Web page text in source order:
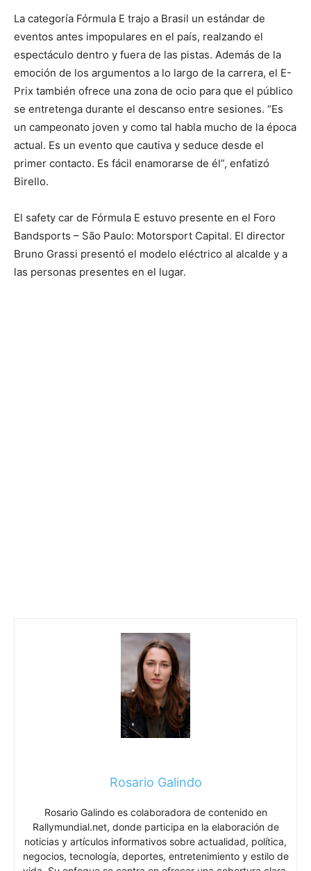
La categoría Fórmula E trajo a Brasil un estándar de
eventos antes impopulares en el país, realzando el
espectáculo dentro y fuera de las pistas. Además de la
emoción de los argumentos a lo largo de la carrera, el E-
Prix también ofrece una zona de ocio para que el público
se entretenga durante el descanso entre sesiones. “Es
un campeonato joven y como tal habla mucho de la época
actual. Es un evento que cautiva y seduce desde el
primer contacto. Es fácil enamorarse de él”, enfatizó
Birello.
El safety car de Fórmula E estuvo presente en el Foro
Bandsports – São Paulo: Motorsport Capital. El director
Bruno Grassi presentó el modelo eléctrico al alcalde y a
las personas presentes en el lugar.
Rosario Galindo
Rosario Galindo es colaboradora de contenido en
Rallymundial.net, donde participa en la elaboración de
noticias y artículos informativos sobre actualidad, política,
negocios, tecnología, deportes, entretenimiento y estilo de